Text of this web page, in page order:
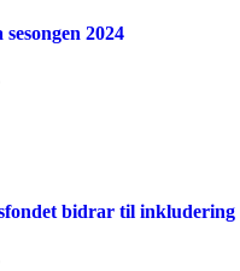
2024
bidrar til inkludering